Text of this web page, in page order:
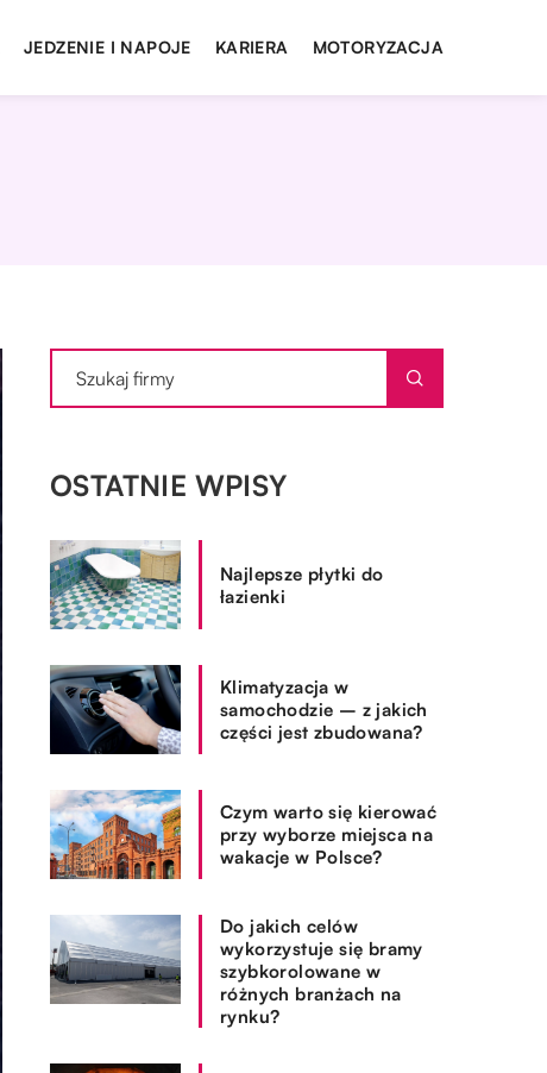
JEDZENIE I NAPOJE KARIERA MOTORYZACJA
OSTATNIE WPISY
Najlepsze płytki do
łazienki
Klimatyzacja w
samochodzie – z jakich
części jest zbudowana?
Czym warto się kierować
przy wyborze miejsca na
wakacje w Polsce?
Do jakich celów
wykorzystuje się bramy
szybkorolowane w
różnych branżach na
rynku?